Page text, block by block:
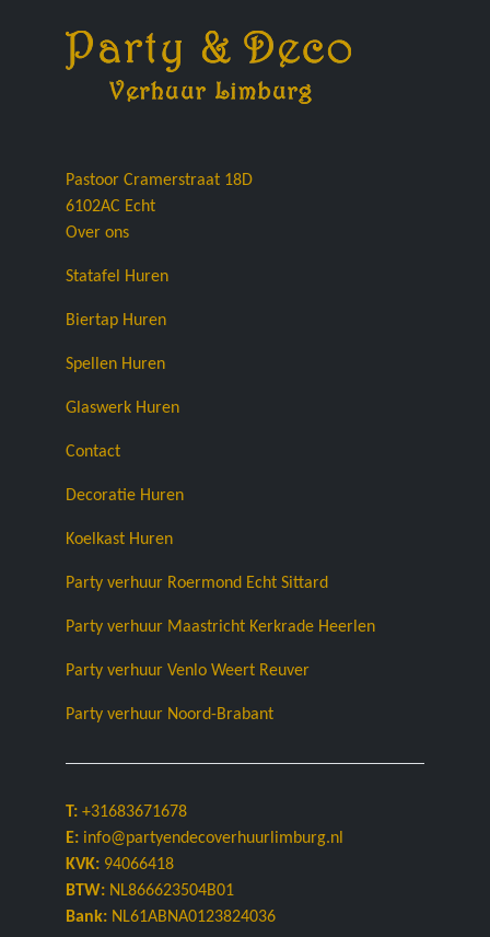
Pastoor Cramerstraat 18D
6102AC Echt
Over ons
Statafel Huren
Biertap Huren
Spellen Huren
Glaswerk Huren
Contact
Decoratie Huren
Koelkast Huren
Party verhuur Roermond Echt Sittard
Party verhuur Maastricht Kerkrade Heerlen
Party verhuur Venlo Weert Reuver
Party verhuur Noord-Brabant
T: +31683671678
E: info@partyendecoverhuurlimburg.nl
KVK: 94066418
BTW: NL866623504B01
Bank: NL61ABNA0123824036